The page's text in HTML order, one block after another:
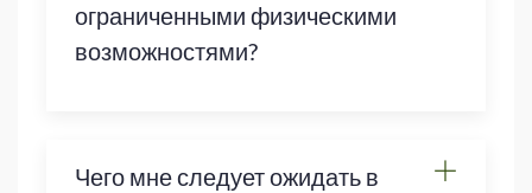
ограниченными физическими
возможностями?
Чего мне следует ожидать в